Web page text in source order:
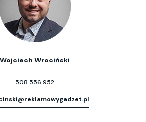
Wojciech Wrociński
508 556 952